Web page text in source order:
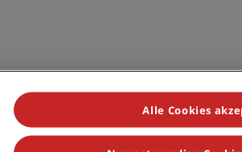
Alle Cookies